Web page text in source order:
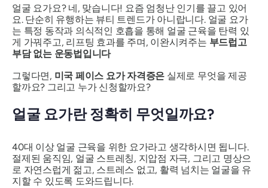
얼굴 요가요? 네, 맞습니다! 요즘 엄청난 인기를 끌고 있어
요. 단순히 유행하는 뷰티 트렌드가 아니랍니다. 얼굴 요가
는 특정 동작과 의식적인 호흡을 통해 얼굴 근육을 탄력 있
게 가꿔주고, 리프팅 효과를 주며, 이완시켜주는 부드럽고
부담 없는 운동법입니다
그렇다면, 미국 페이스 요가 자격증은 실제로 무엇을 제공
할까요? 그리고 누가 신청할까요?
얼굴 요가란 정확히 무엇일까요?
40대 이상 얼굴 근육을 위한 요가라고 생각하시면 됩니다.
절제된 움직임, 얼굴 스트레칭, 지압점 자극, 그리고 명상으
로 자연스럽게 젊고, 스트레스 없고, 활력 넘치는 얼굴을 유
지할 수 있도록 도와드립니다.